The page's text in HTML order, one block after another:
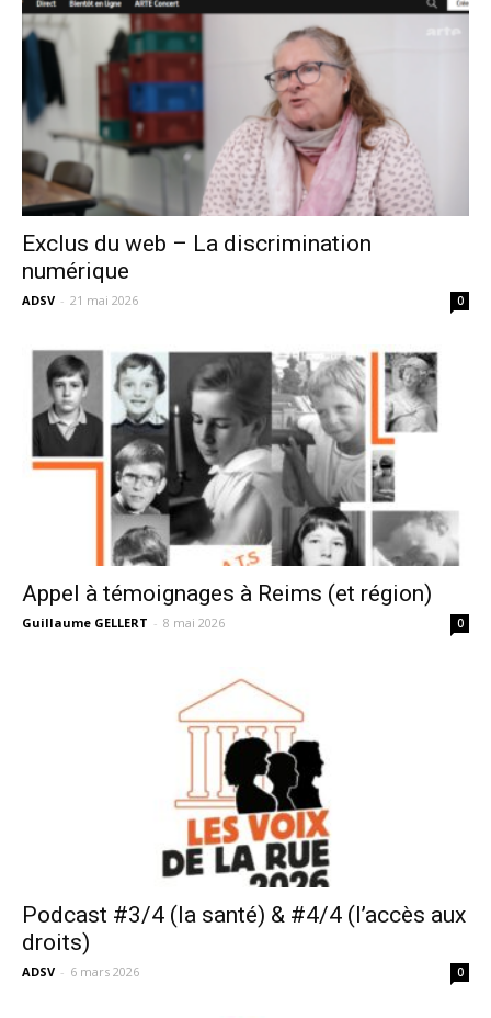
Exclus du web – La discrimination
numérique
ADSV - 21 mai 2026 0
Appel à témoignages à Reims (et région)
Guillaume GELLERT - 8 mai 2026 0
Podcast #3/4 (la santé) & #4/4 (l’accès aux
droits)
ADSV - 6 mars 2026 0